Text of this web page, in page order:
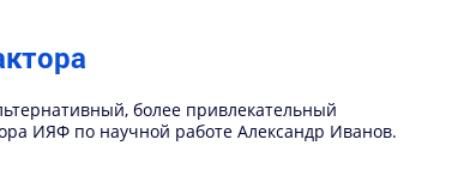
более привлекательный
ИЯФ по научной работе Александр Иванов.